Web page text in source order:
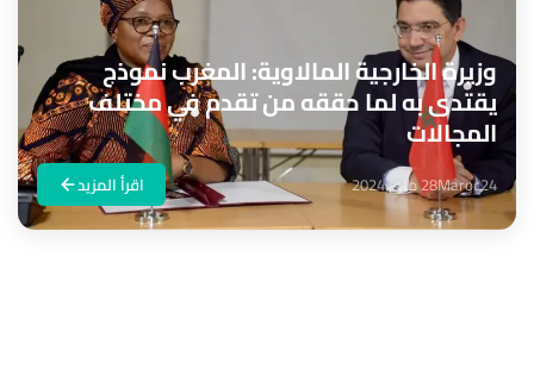
وزيرة الخارجية المالاوية: المغرب نموذج
يقتدى به لما حققه من تقدم في مختلف
المجالات
Maroc2428 ماي 2024 اقرأ المزيد